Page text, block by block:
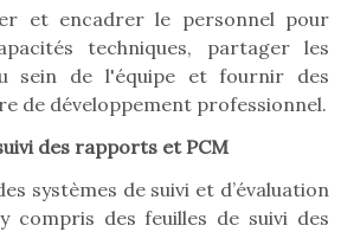
et encadrer le personnel pour
techniques, partager les
sein de l'équipe et fournir des
de développement professionnel.
des rapports et PCM
systèmes de suivi et d’évaluation
compris des feuilles de suivi des